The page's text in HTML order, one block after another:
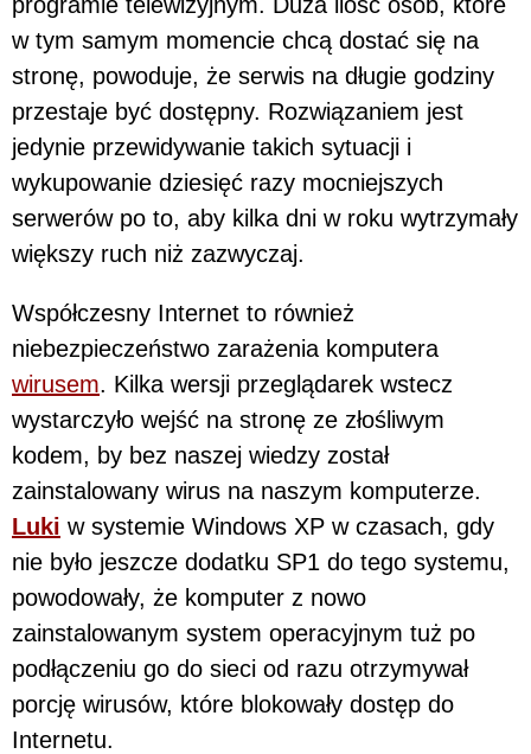
w tym samym momencie chcą dostać się na
stronę, powoduje, że serwis na długie godziny
przestaje być dostępny. Rozwiązaniem jest
jedynie przewidywanie takich sytuacji i
wykupowanie dziesięć razy mocniejszych
serwerów po to, aby kilka dni w roku wytrzymały
większy ruch niż zazwyczaj.
Współczesny Internet to również
niebezpieczeństwo zarażenia komputera
wirusem. Kilka wersji przeglądarek wstecz
wystarczyło wejść na stronę ze złośliwym
kodem, by bez naszej wiedzy został
zainstalowany wirus na naszym komputerze.
Luki w systemie Windows XP w czasach, gdy
nie było jeszcze dodatku SP1 do tego systemu,
powodowały, że komputer z nowo
zainstalowanym system operacyjnym tuż po
podłączeniu go do sieci od razu otrzymywał
porcję wirusów, które blokowały dostęp do
Internetu.